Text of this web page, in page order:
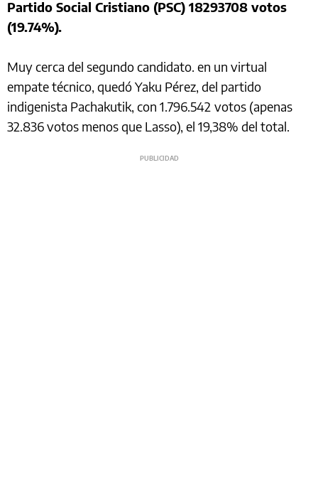
Partido Social Cristiano (PSC) 18293708 votos
(19.74%).
Muy cerca del segundo candidato. en un virtual
empate técnico, quedó Yaku Pérez, del partido
indigenista Pachakutik, con 1.796.542 votos (apenas
32.836 votos menos que Lasso), el 19,38% del total.